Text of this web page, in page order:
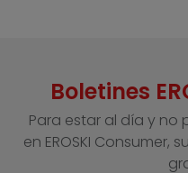
Boletines
Para estar al día y
en EROSKI Consumer,